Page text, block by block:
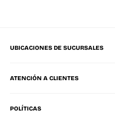
UBICACIONES DE SUCURSALES
Mérida Sucursal Oriente
Ciudad Del Carmen, Campeche
ATENCIÓN A CLIENTES
Tel. Oficinas Mérida
POLÍTICAS